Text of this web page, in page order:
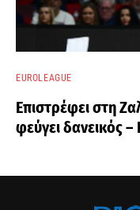
EUROLEAGUE
Επιστρέφει στη
φεύγει δανεικός